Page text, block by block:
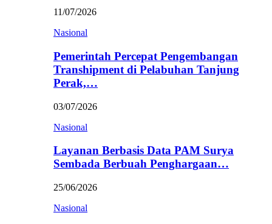
11/07/2026
Nasional
Pemerintah Percepat Pengembangan
Transhipment di Pelabuhan Tanjung
Perak,…
03/07/2026
Nasional
Layanan Berbasis Data PAM Surya
Sembada Berbuah Penghargaan…
25/06/2026
Nasional